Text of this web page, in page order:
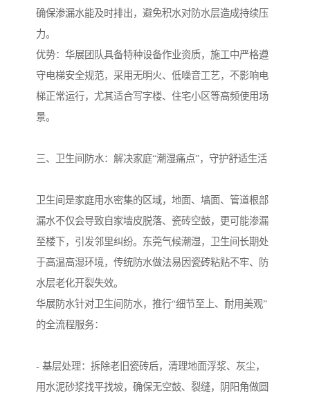
确保渗漏水能及时排出，避免积水对防水层造成持续压
力。
优势：华展团队具备特种设备作业资质，施工中严格遵
守电梯安全规范，采用无明火、低噪音工艺，不影响电
梯正常运行，尤其适合写字楼、住宅小区等高频使用场
景。
三、卫生间防水：解决家庭“潮湿痛点”，守护舒适生活
卫生间是家庭用水密集的区域，地面、墙面、管道根部
漏水不仅会导致自家墙皮脱落、瓷砖空鼓，更可能渗漏
至楼下，引发邻里纠纷。东莞气候潮湿，卫生间长期处
于高温高湿环境，传统防水做法易因瓷砖粘贴不牢、防
水层老化开裂失效。
华展防水针对卫生间防水，推行“细节至上、耐用美观”
的全流程服务：
- 基层处理：拆除老旧瓷砖后，清理地面浮浆、灰尘，
用水泥砂浆找平找坡，确保无空鼓、裂缝，阴阳角做圆